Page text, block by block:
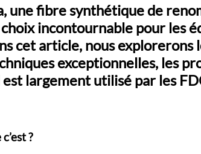
une fibre synthétique de
incontournable pour les
cet article, nous explorerons
exceptionnelles, les
largement utilisé par les
?